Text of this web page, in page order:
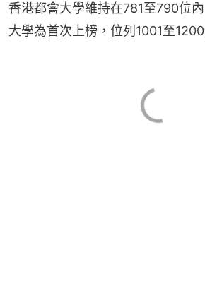
香港都會大學維持在781至790位
大學為首次上榜，位列1001至1200